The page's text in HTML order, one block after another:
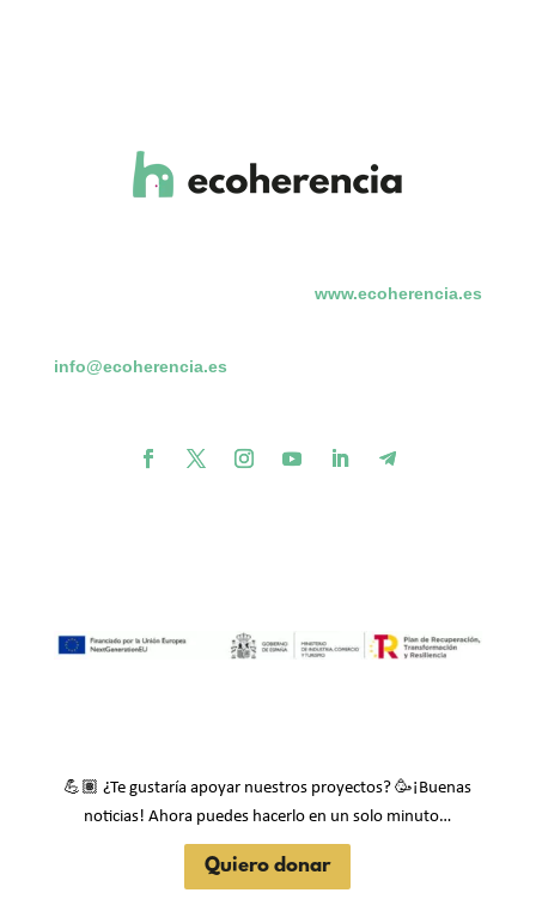
www.ecoherencia.es
info@ecoherencia.es
💪🏽 ¿Te gustaría apoyar nuestros proyectos?🥳¡Buenas
noticias! Ahora puedes hacerlo en un solo minuto…
Quiero donar